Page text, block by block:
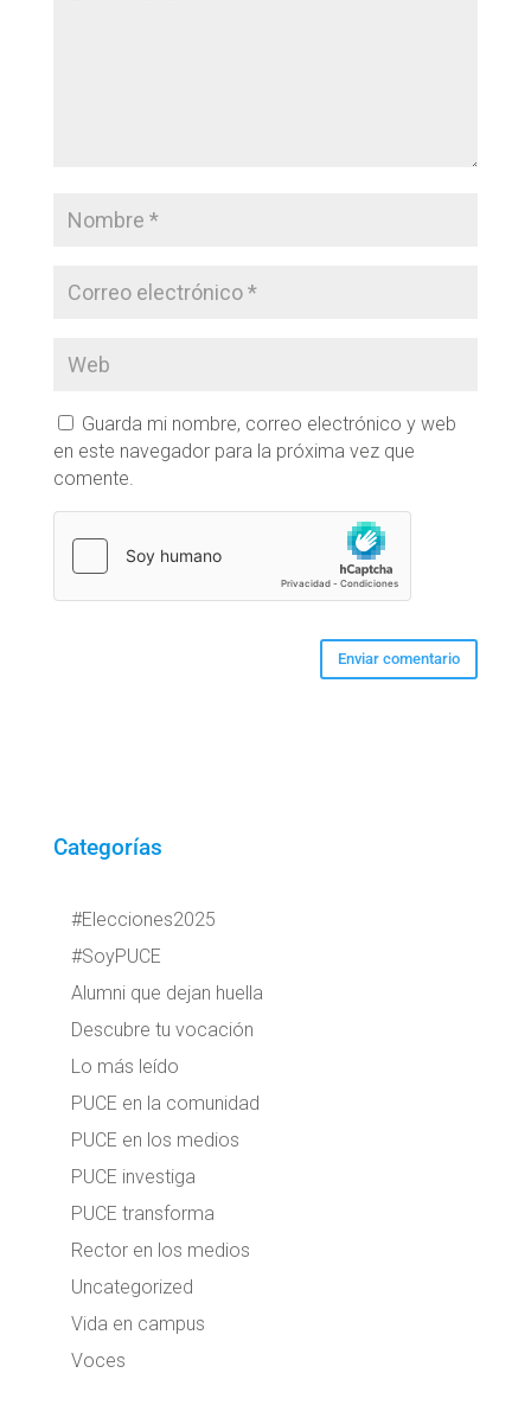
Guarda mi nombre, correo electrónico y web
en este navegador para la próxima vez que
comente.
Categorías
#Elecciones2025
#SoyPUCE
Alumni que dejan huella
Descubre tu vocación
Lo más leído
PUCE en la comunidad
PUCE en los medios
PUCE investiga
PUCE transforma
Rector en los medios
Uncategorized
Vida en campus
Voces